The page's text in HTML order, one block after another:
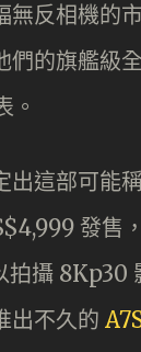
無反相機的
們的旗艦級
。
這部可能
發售
攝 8Kp30
出不久的